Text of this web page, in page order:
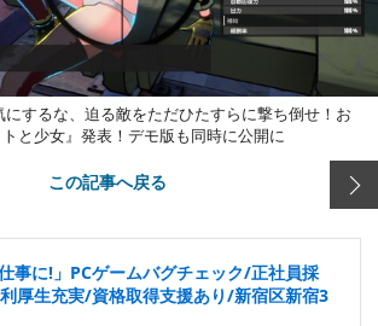
するな、迫る敵をただひたすらに撃ち倒せ！お
と少女』発表！デモ版も同時に公開に
この記事へ戻る
事に!」PCゲームバグチェック/正社員採
厚生充実/資格取得支援あり/新宿区新宿3